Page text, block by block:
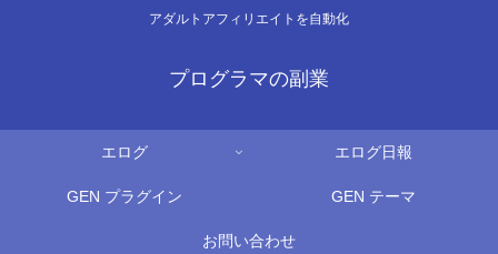
アダルトアフィリエイトを自動化
プログラマの副業
エログ エログ日報
GEN プラグイン GEN テーマ
お問い合わせ